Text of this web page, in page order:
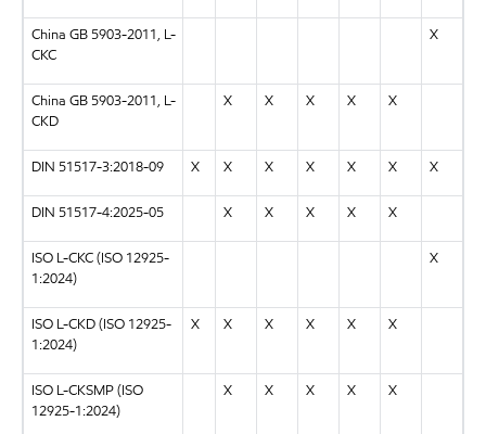
China GB 5903-2011, L-
CKC
X
China GB 5903-2011, L-
CKD
X X X X X
DIN 51517-3:2018-09 X X X X X X X
DIN 51517-4:2025-05 X X X X X
ISO L-CKC (ISO 12925-
1:2024)
X
ISO L-CKD (ISO 12925-
1:2024)
X X X X X X
ISO L-CKSMP (ISO
12925-1:2024)
X X X X X